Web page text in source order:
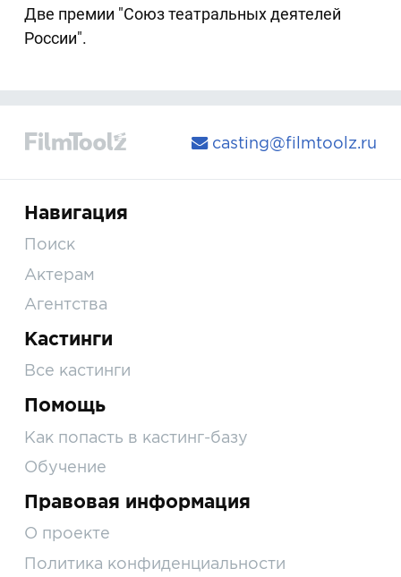
Две премии "Союз театральных деятелей
России".
casting@filmtoolz.ru
Навигация
Поиск
Актерам
Агентства
Кастинги
Все кастинги
Помощь
Как попасть в кастинг-базу
Обучение
Правовая информация
О проекте
Политика конфиденциальности